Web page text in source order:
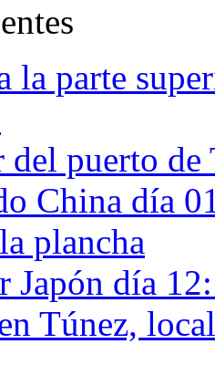
la parte
puerto de
China día
plancha
Japón día
Túnez,